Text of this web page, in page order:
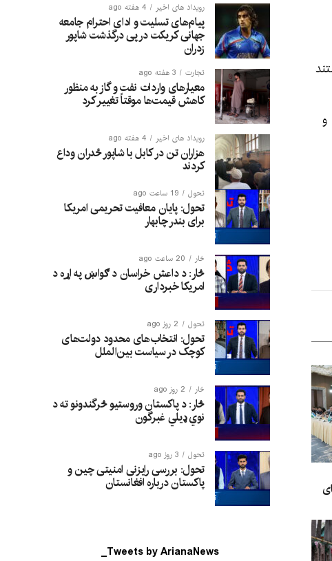
رویداد های اخیر 4 هفته ago
پیام‌های تسلیت و ادای احترام جامعه
جهانی کریکت در پی درگذشت شاپور
زدران
تجارت 3 هفته ago
معیارهای واردات نفت و گاز به منظور
کاهش قیمت‌ها موقتاً تغییر کرد
رویداد های اخیر 4 هفته ago
هزاران تن در کابل با شاپور ځدران وداع
کردند
تحول 19 ساعت ago
تحول: پایان معافیت تحریمی امریکا
برای بندر چابهار
څار 20 ساعت ago
څار: د داعش خراسان د ګواښ په اړه د
امریکا خبرداری
تحول 2 روز ago
تحول: انتخاب‌های محدود دولت‌های
کوچک در سیاست بین‌الملل
څار 2 روز ago
څار: د پاکستان وروستیو څرگندونو ته د
نوي ډیلي غبرگون
تحول 3 روز ago
تحول: بررسی رایزنی امنیتی چین و
پاکستان درباره افغانستان
Tweets by ArianaNews_